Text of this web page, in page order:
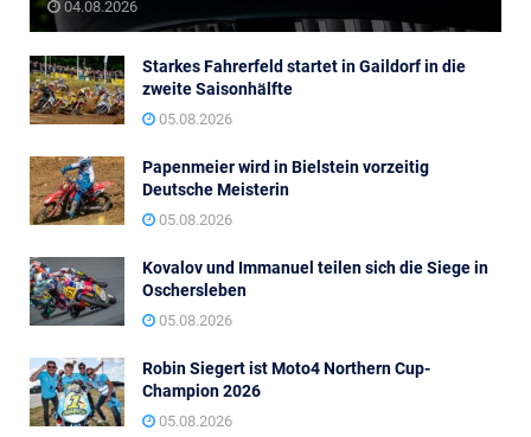
04.08.2026
Starkes Fahrerfeld startet in Gaildorf in die
zweite Saisonhälfte
05.08.2026
Papenmeier wird in Bielstein vorzeitig
Deutsche Meisterin
05.08.2026
Kovalov und Immanuel teilen sich die Siege in
Oschersleben
05.08.2026
Robin Siegert ist Moto4 Northern Cup-
Champion 2026
05.08.2026